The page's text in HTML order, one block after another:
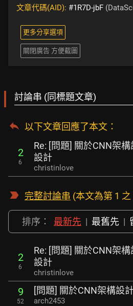
文章代碼(AID): #1R7D-jbF
更多分享選項
關閉廣告 方便截圖
討論串 (同標題文章)
以下文章回應了本文 ：
2
6
Re: [問題] 關於CNN架
設計
christinlove
完整討論串 (本文為第 1 之
排序： 最新先 | 最舊先 |
2
6
Re: [問題] 關於CNN架
設計
christinlove
9
52
[問題] 關於CNN架構設
arch2453